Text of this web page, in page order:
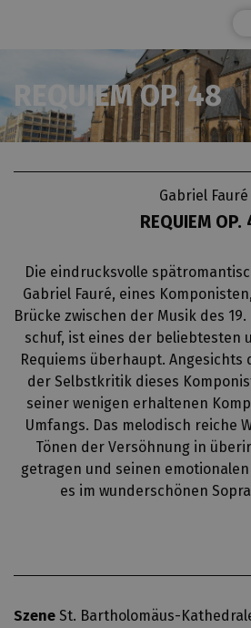
REQUIEM OP. 48
Gabriel Fauré
REQUIEM OP.
Die eindrucksvolle
Gabriel Fauré, eines
Brücke zwischen der Musik des
schuf, ist eines der beliebtesten
Requiems überhaupt. Angesichts
der Selbstkritik dieses
seiner wenigen erhaltenen
Umfangs. Das melodisch reiche
Tönen der Versöhnung in
getragen und seinen
es im wunderschönen
Szene St. Bartholomäus-